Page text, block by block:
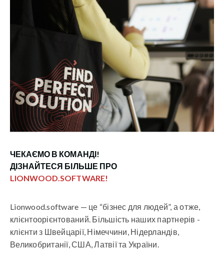
ЧЕКАЄМО В КОМАНДІ!
ДІЗНАЙТЕСЯ БІЛЬШЕ ПРО
LIONWOOD.SOFTWARE!
Lionwood.software — це “бізнес для людей”, а отже,
клієнтоорієнтований. Більшість наших партнерів -
клієнти з Швейцарії, Німеччини, Нідерландів,
Великобританії, США, Латвії та України.